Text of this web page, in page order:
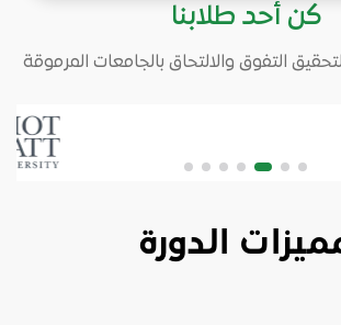
كن أحد طلابنا
التفوق والالتحاق بالجامعات المرموقة
الدورة